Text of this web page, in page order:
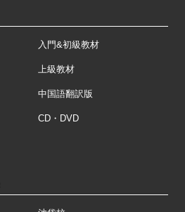
入門&初級教材
上級教材
中国語翻訳版
CD・DVD